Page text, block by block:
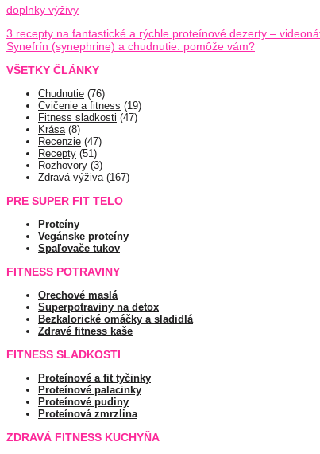
doplnky výživy
3 recepty na fantastické a rýchle proteínové dezerty –
Synefrín (synephrine) a chudnutie: pomôže vám?
VŠETKY ČLÁNKY
Chudnutie (76)
Cvičenie a fitness (19)
Fitness sladkosti (47)
Krása(8)
Recenzie (47)
Recepty (51)
Rozhovory (3)
Zdravá výživa(167)
PRE SUPER FIT TELO
Proteíny
Vegánske proteíny
Spaľovače tukov
FITNESS POTRAVINY
Orechové maslá
Superpotraviny na detox
Bezkalorické omáčky a sladidlá
Zdravé fitness kaše
FITNESS SLADKOSTI
Proteínové a fit tyčinky
Proteínové palacinky
Proteínové pudiny
Proteínová zmrzlina
ZDRAVÁ FITNESS KUCHYŇA